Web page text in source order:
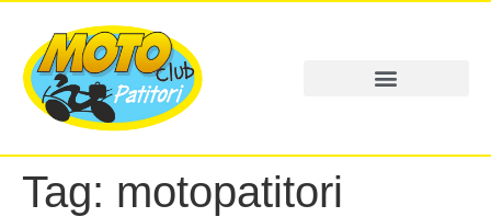
Tag: motopatitori